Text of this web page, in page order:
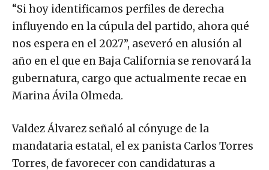
“Si hoy identificamos perfiles de derecha
influyendo en la cúpula del partido, ahora qué
nos espera en el 2027”, aseveró en alusión al
año en el que en Baja California se renovará la
gubernatura, cargo que actualmente recae en
Marina Ávila Olmeda.
Valdez Álvarez señaló al cónyuge de la
mandataria estatal, el ex panista Carlos Torres
Torres, de favorecer con candidaturas a